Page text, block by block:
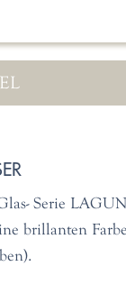
Serie
brillanten